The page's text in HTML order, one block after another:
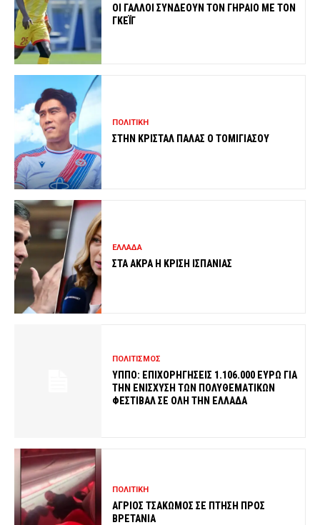
ΟΙ ΓΑΛΛΟΙ ΣΥΝΔΕΟΥΝ ΤΟΝ ΓΗΡΑΙΟ ΜΕ ΤΟΝ
ΓΚΕΪΓ
ΠΟΛΙΤΙΚΗ
ΣΤΗΝ ΚΡΙΣΤΑΛ ΠΑΛΑΣ Ο ΤΟΜΙΓΙΑΣΟΥ
ΕΛΛΑΔΑ
ΣΤΑ ΑΚΡΑ Η ΚΡΙΣΗ ΙΣΠΑΝΙΑΣ
ΠΟΛΙΤΙΣΜΟΣ
ΥΠΠΟ: ΕΠΙΧΟΡΗΓΗΣΕΙΣ 1.106.000 ΕΥΡΩ ΓΙΑ
ΤΗΝ ΕΝΙΣΧΥΣΗ ΤΩΝ ΠΟΛΥΘΕΜΑΤΙΚΩΝ
ΦΕΣΤΙΒΑΛ ΣΕ ΟΛΗ ΤΗΝ ΕΛΛΑΔΑ
ΠΟΛΙΤΙΚΗ
ΑΓΡΙΟΣ ΤΣΑΚΩΜΟΣ ΣΕ ΠΤΗΣΗ ΠΡΟΣ
ΒΡΕΤΑΝΙΑ